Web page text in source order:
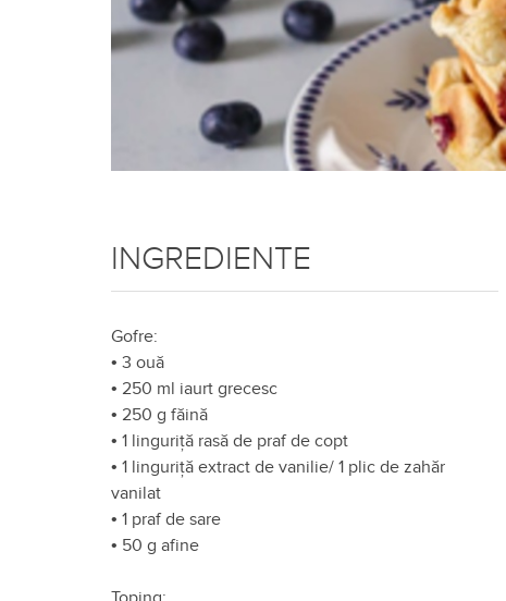
INGREDIENTE
Gofre:
• 3 ouă
• 250 ml iaurt grecesc
• 250 g făină
• 1 linguriță rasă de praf de copt
• 1 linguriță extract de vanilie/ 1 plic de zahăr
vanilat
• 1 praf de sare
• 50 g afine